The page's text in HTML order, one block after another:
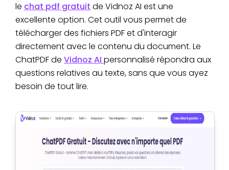
le chat pdf gratuit de Vidnoz AI est une
excellente option. Cet outil vous permet de
télécharger des fichiers PDF et d'interagir
directement avec le contenu du document. Le
ChatPDF de Vidnoz AI personnalisé répondra aux
questions relatives au texte, sans que vous ayez
besoin de tout lire.